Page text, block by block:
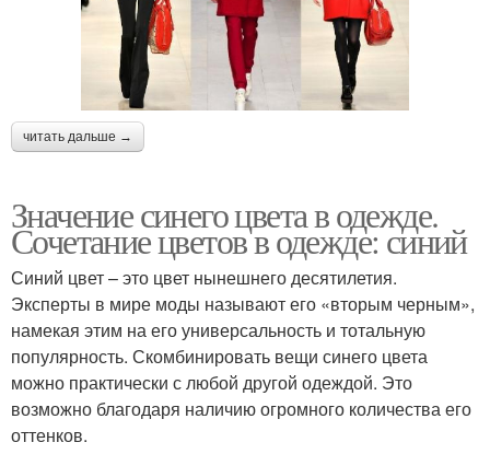
читать дальше →
Значение синего цвета в одежде.
Сочетание цветов в одежде: синий
Синий цвет – это цвет нынешнего десятилетия.
Эксперты в мире моды называют его «вторым черным»,
намекая этим на его универсальность и тотальную
популярность. Скомбинировать вещи синего цвета
можно практически с любой другой одеждой. Это
возможно благодаря наличию огромного количества его
оттенков.